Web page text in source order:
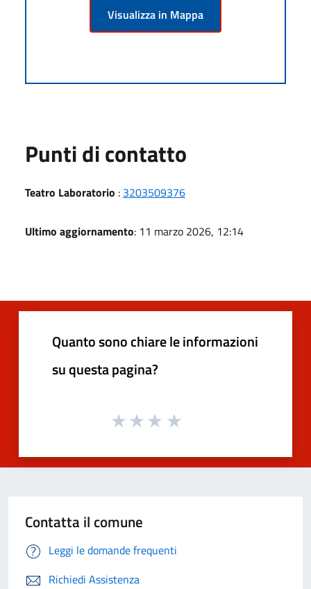
Visualizza in Mappa
Punti di contatto
Teatro Laboratorio : 3203509376
Ultimo aggiornamento: 11 marzo 2026, 12:14
Quanto sono chiare le informazioni
su questa pagina?
Contatta il comune
Leggi le domande frequenti
Richiedi Assistenza